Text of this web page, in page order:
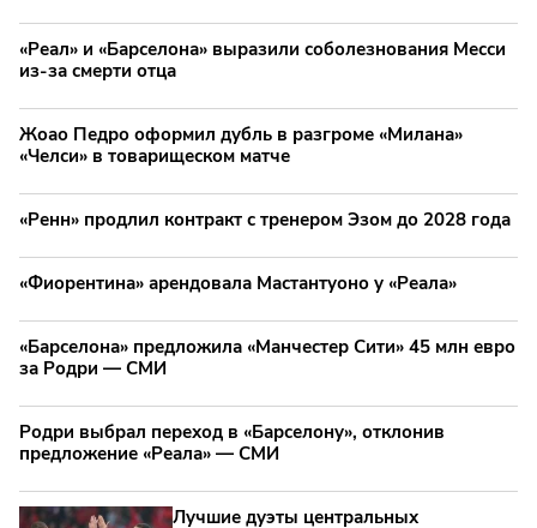
«Реал» и «Барселона» выразили соболезнования Месси
из-за смерти отца
Жоао Педро оформил дубль в разгроме «Милана»
«Челси» в товарищеском матче
«Ренн» продлил контракт с тренером Эзом до 2028 года
«Фиорентина» арендовала Мастантуоно у «Реала»
«Барселона» предложила «Манчестер Сити» 45 млн евро
за Родри — СМИ
Родри выбрал переход в «Барселону», отклонив
предложение «Реала» — СМИ
Лучшие дуэты центральных